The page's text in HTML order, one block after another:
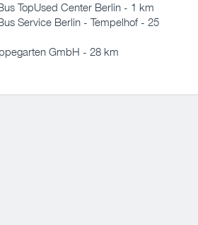
TopUsed Center Berlin - 1 km
Service Berlin - Tempelhof - 25
GmbH - 28 km